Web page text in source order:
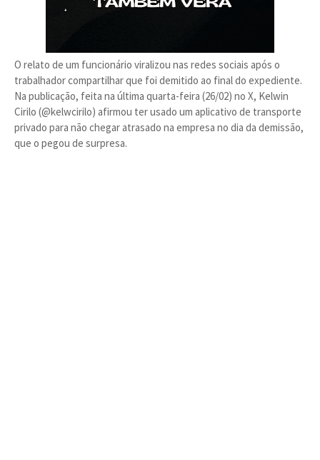
O relato de um funcionário viralizou nas redes sociais após o
trabalhador compartilhar que foi demitido ao final do expediente.
Na publicação, feita na última quarta-feira (26/02) no X, Kelwin
Cirilo (@kelwcirilo) afirmou ter usado um aplicativo de transporte
privado para não chegar atrasado na empresa no dia da demissão,
que o pegou de surpresa.